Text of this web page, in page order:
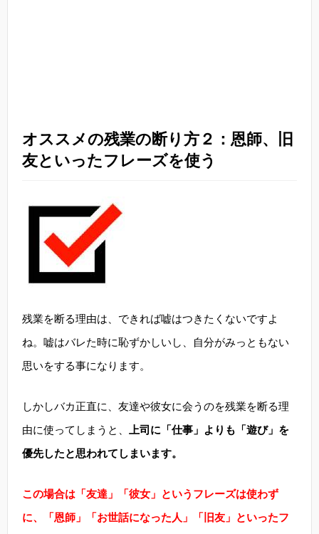
オススメの残業の断り方２：恩師、旧
友といったフレーズを使う
残業を断る理由は、できれば嘘はつきたくないですよ
ね。嘘はバレた時に恥ずかしいし、自分がみっともない
思いをする事になります。
しかしバカ正直に、友達や彼女に会うのを残業を断る理
由に使ってしまうと、
上司に「仕事」よりも「遊び」を
優先したと思われてしまいます。
この場合は「友達」「彼女」というフレーズは使わず
に、「恩師」「お世話になった人」「旧友」といったフ